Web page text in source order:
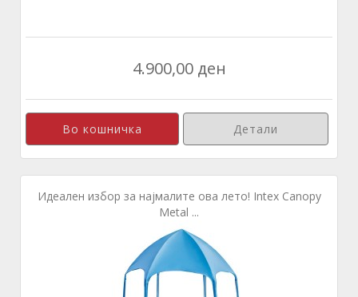
4.900,00 ден
Детали
Идеален избор за најмалите ова лето! Intex Canopy
Metal ...